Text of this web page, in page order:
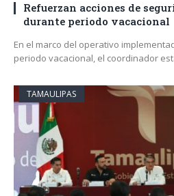
Refuerzan acciones de
durante periodo vacacional
En el marco del operativo
periodo vacacional, el coordinador
TAMAULIPAS